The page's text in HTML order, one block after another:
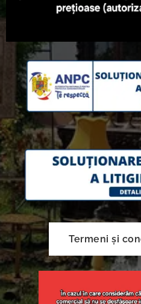
Termeni și